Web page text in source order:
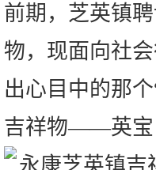
前期，芝英镇
物，现面向社
出心目中的那
吉祥物——英宝